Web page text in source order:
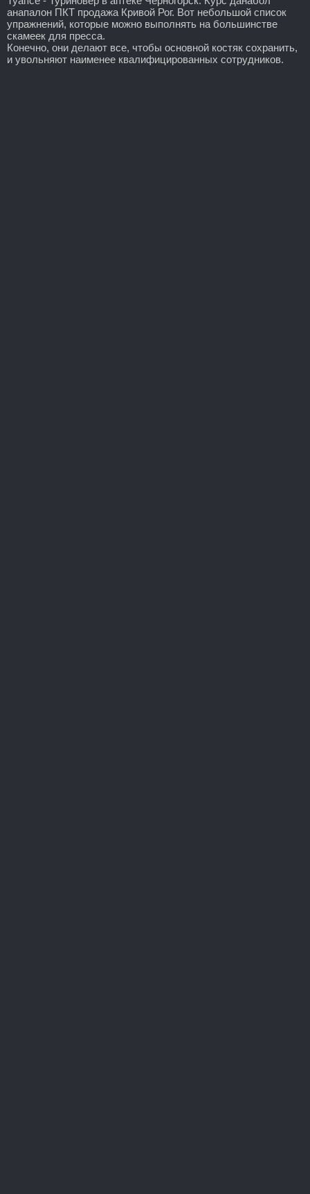
анапалон ПКТ продажа Кривой Рог. Вот небольшой список
упражнений, которые можно выполнять на большинстве
скамеек для пресса.
Конечно, они делают все, чтобы основной костяк сохранить,
и увольняют наименее квалифицированных сотрудников.